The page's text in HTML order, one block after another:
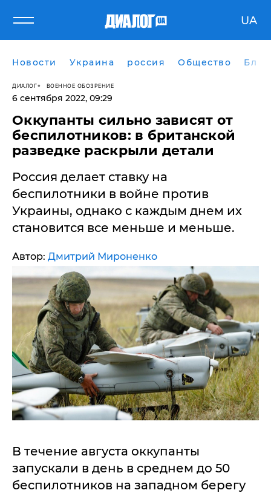
UA
Новости Украина россия Общество
ДИАЛОГ ВОЕННОЕ ОБОЗРЕНИЕ
6 сентября 2022, 09:29
​Оккупанты сильно зависят от
беспилотников: в британской
разведке раскрыли детали
Россия делает ставку на
беспилотники в войне против
Украины, однако с каждым днем их
становится все меньше и меньше.
Автор: Дмитрий Мироненко
В течение августа оккупанты
запускали в день в среднем до 50
беспилотников на западном берегу